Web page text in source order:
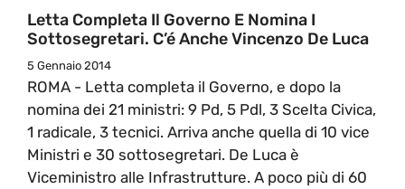
Letta Completa Il Governo E Nomina I
Sottosegretari. C’é Anche Vincenzo De Luca
5 Gennaio 2014
ROMA - Letta completa il Governo, e dopo la
nomina dei 21 ministri: 9 Pd, 5 Pdl, 3 Scelta Civica,
1 radicale, 3 tecnici. Arriva anche quella di 10 vice
Ministri e 30 sottosegretari. De Luca è
Viceministro alle Infrastrutture. A poco più di 60